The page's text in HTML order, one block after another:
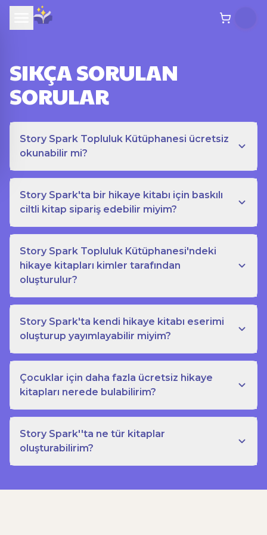
SIKÇA SORULAN
SORULAR
Story Spark Topluluk Kütüphanesi ücretsiz
okunabilir mi?
Story Spark'ta bir hikaye kitabı için baskılı
ciltli kitap sipariş edebilir miyim?
Story Spark Topluluk Kütüphanesi'ndeki
hikaye kitapları kimler tarafından
oluşturulur?
Story Spark'ta kendi hikaye kitabı eserimi
oluşturup yayımlayabilir miyim?
Çocuklar için daha fazla ücretsiz hikaye
kitapları nerede bulabilirim?
Story Spark''ta ne tür kitaplar
oluşturabilirim?